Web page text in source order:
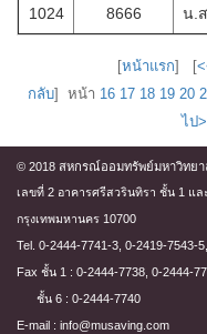
1024 8666 น.
[หน้าแรก] [
กลับ] หน้า 16 17 18 19 20
ไป
© 2018 สหกรณ์ออมทรัพย์มหาวิทย
เลขที่ 2 อาคารศรีสวรินทิรา ชั้น 1 แ
กรุงเทพมหานคร 10700
Tel. 0-2444-7741-3, 0-2419-7543-
Fax ชั้น 1 : 0-2444-7738, 0-2444-
ชั้น 6 : 0-2444-7740
E-mail : info@musaving.com